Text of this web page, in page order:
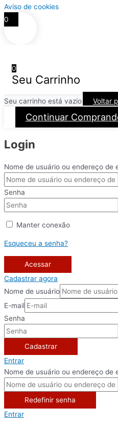
Aviso de cookies
0
0
Seu Carrinho
Seu carrinho está vazio Voltar
Continuar
Login
Nome de usuário ou endereço de
Senha
Manter conexão
Esqueceu a senha?
Acessar
Cadastrar agora
Nome de usuário
E-mail
Senha
Cadastrar
Entrar
Nome de usuário ou endereço de
Redefinir senha
Entrar